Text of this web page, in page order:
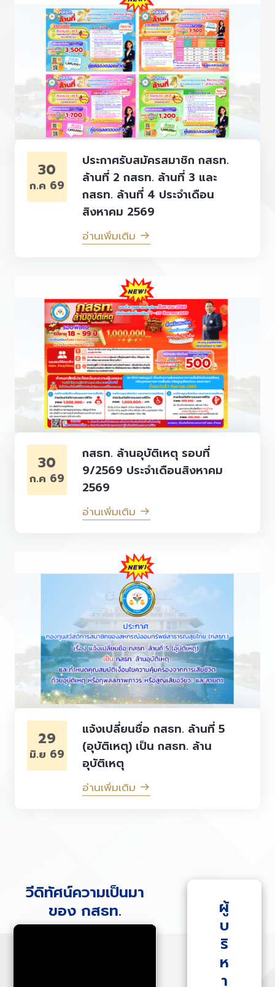
30
ก.ค 69
ประกาศรับสมัครสมาชิก กสธท.
ล้านที่ 2 กสธท. ล้านที่ 3 และ
กสธท. ล้านที่ 4 ประจำเดือน
สิงหาคม 2569
อ่านเพิ่มเติม
30
ก.ค 69
กสธท. ล้านอุบัติเหตุ รอบที่
9/2569 ประจำเดือนสิงหาคม
2569
อ่านเพิ่มเติม
29
มิ.ย 69
แจ้งเปลี่ยนชื่อ กสธท. ล้านที่ 5
(อุบัติเหตุ) เป็น กสธท. ล้าน
อุบัติเหตุ
อ่านเพิ่มเติม
วีดิทัศน์ความเป็นมา
ของ กสธท.
ผู้
บ
ริ
ห
า